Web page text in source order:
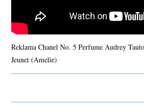
Reklama Chanel No. 5 Perfume Audrey
Jeunet (Amelie)